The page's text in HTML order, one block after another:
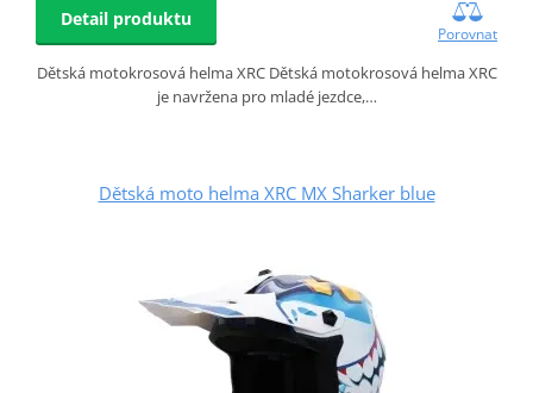
Detail produktu
Porovnat
Dětská motokrosová helma XRC Dětská motokrosová helma XRC
je navržena pro mladé jezdce,…
Dětská moto helma XRC MX Sharker blue